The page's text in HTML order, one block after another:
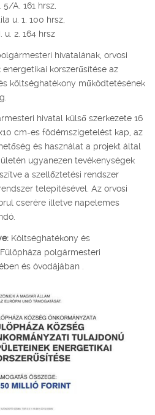
A, 161 hrsz,
u. 1. 100 hrsz,
u. 2. 164 hrsz
hivatalának, orvosi
korszerűsítése az
költséghatékony működtetésének
hivatal külső szerkezete 16
cm-es födémszigetelést kap, az
és használat a projekt által
ugyanezen tevékenységek
a szellőztetési rendszer
telepítésével. Az orvosi
cserére illetve napelemes
Költséghatékony és
polgármesteri
és óvodájában .